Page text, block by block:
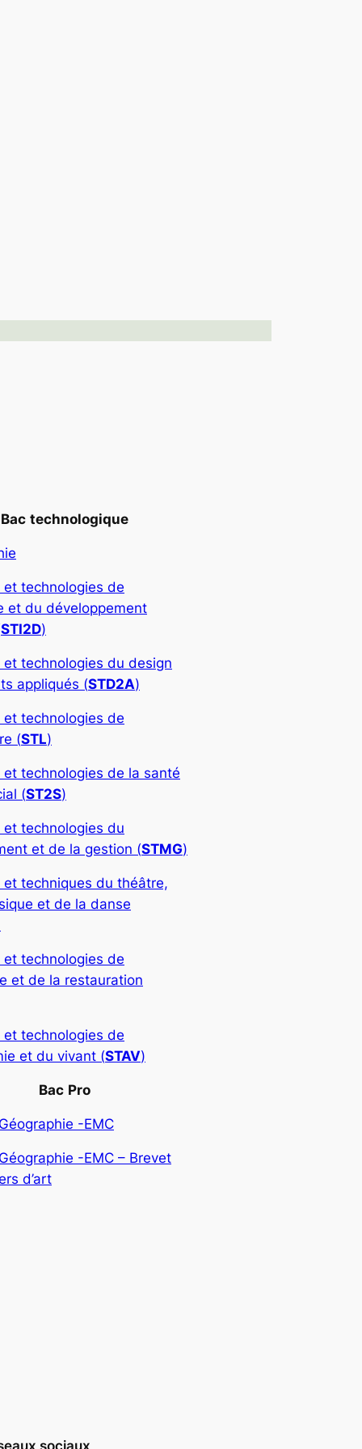
Bac technologique
et technologies de
et du développement
STI2D)
et technologies du design
appliqués (STD2A)
et technologies de
(STL)
et technologies de la santé
(ST2S)
et technologies du
et de la gestion (STMG)
et techniques du théâtre,
et de la danse
et technologies de
et de la restauration
et technologies de
et du vivant (STAV)
Bac Pro
-EMC
-EMC – Brevet
d’art